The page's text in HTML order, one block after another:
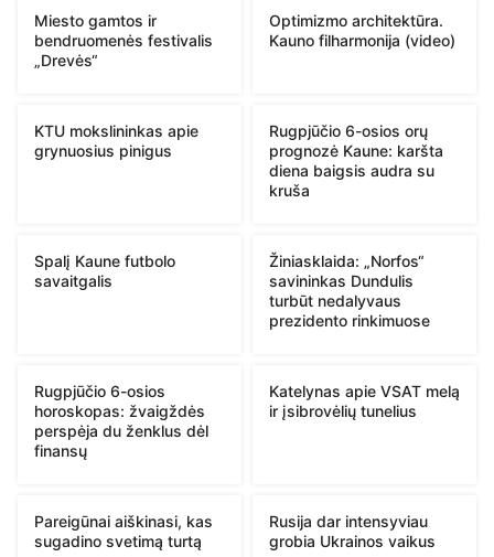
Miesto gamtos ir
bendruomenės festivalis
„Drevės“
Optimizmo architektūra.
Kauno filharmonija (video)
KTU mokslininkas apie
grynuosius pinigus
Rugpjūčio 6-osios orų
prognozė Kaune: karšta
diena baigsis audra su
kruša
Spalį Kaune futbolo
savaitgalis
Žiniasklaida: „Norfos“
savininkas Dundulis
turbūt nedalyvaus
prezidento rinkimuose
Rugpjūčio 6-osios
horoskopas: žvaigždės
perspėja du ženklus dėl
finansų
Katelynas apie VSAT melą
ir įsibrovėlių tunelius
Pareigūnai aiškinasi, kas
sugadino svetimą turtą
Rusija dar intensyviau
grobia Ukrainos vaikus